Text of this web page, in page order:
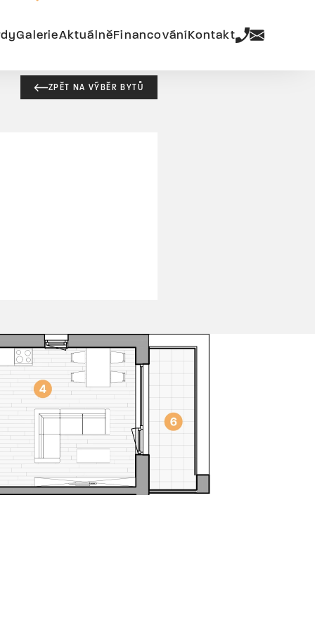
GalerieAktuálně Financování Kontakt
ZPĚT NA VÝBĚR BYTŮ